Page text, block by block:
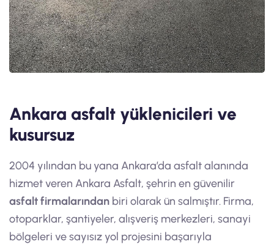
Ankara asfalt yüklenicileri ve
kusursuz
2004 yılından bu yana Ankara’da asfalt alanında
hizmet veren Ankara Asfalt, şehrin en güvenilir
asfalt firmalarından biri olarak ün salmıştır. Firma,
otoparklar, şantiyeler, alışveriş merkezleri, sanayi
bölgeleri ve sayısız yol projesini başarıyla